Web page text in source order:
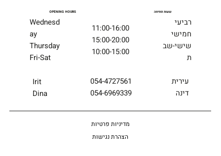
Irit
Dina
054-4727561
054-6969339
עירית
דינה
OPENING HOURS שעות פתיחה
Wednesd
ay
Thursday
Fri-Sat
11:00-16:00
15:00-20:00
10:00-15:00
רביעי
חמישי
שישי-שב
ת
מדיניות פרטיות
הצהרת נגישות